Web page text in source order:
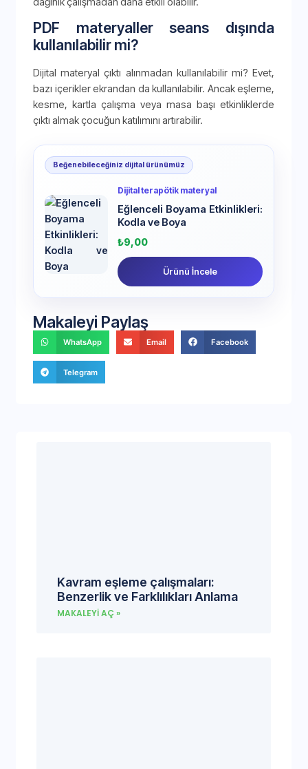
PDF materyaller seans dışında
kullanılabilir mi?
Dijital materyal çıktı alınmadan kullanılabilir mi? Evet,
bazı içerikler ekrandan da kullanılabilir. Ancak eşleme,
kesme, kartla çalışma veya masa başı etkinliklerde
çıktı almak çocuğun katılımını artırabilir.
Beğenebileceğiniz dijital ürünümüz
Dijital terapötik materyal
Eğlenceli Boyama Etkinlikleri:
Kodla ve Boya
₺9,00
Ürünü İncele
Makaleyi Paylaş
WhatsApp Email Facebook
Telegram
Kavram eşleme çalışmaları:
Benzerlik ve Farklılıkları Anlama
MAKALEYI AÇ »